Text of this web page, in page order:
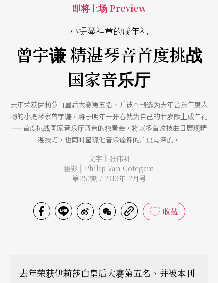
即将上场 Preview
小提琴神童的成年礼
曾宇谦 精湛琴音首度挑战
国家音乐厅
去年荣获伊莉莎白皇后大赛第五名、并被本刊选为去年音乐年度人
物的小提琴家曾宇谦，将于明年一开春就为自己的廿岁献上成年礼
——首度挑战国家音乐厅舞台的独奏会，将以多首炫技曲目展现精
湛技巧，也同时呈现他音乐诠释的广度与深度。
文字 | 张伟明
摄影 | Philip Van Ootegem
第252期 / 2013年12月号
收藏
去年荣获伊莉莎白皇后大赛第五名、并被本刊